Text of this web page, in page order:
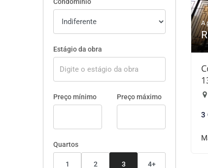
Estágio da obra
Preço mínimo Preço máximo
Quartos
1 2 3 4+
A
3